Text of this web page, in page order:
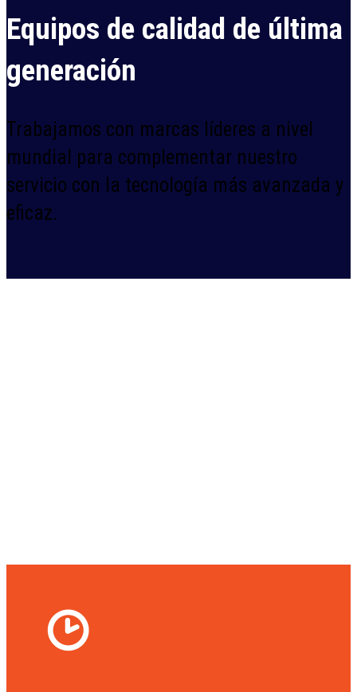
Equipos de calidad de última
generación
Trabajamos con marcas líderes a nivel
mundial para complementar nuestro
servicio con la tecnología más avanzada y
eficaz.